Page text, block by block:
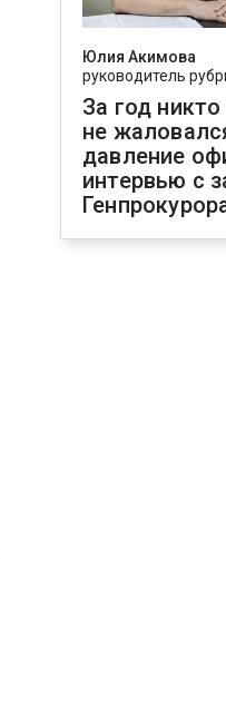
Юлия Акимова
руководитель
За год
не
давление
интервью с